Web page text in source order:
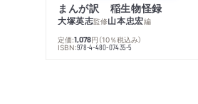
まんが訳 稲生物怪録
大塚英志監修山本忠宏編
定価:1,078円 （10％税込み）
ISBN:978-4-480-07435-5